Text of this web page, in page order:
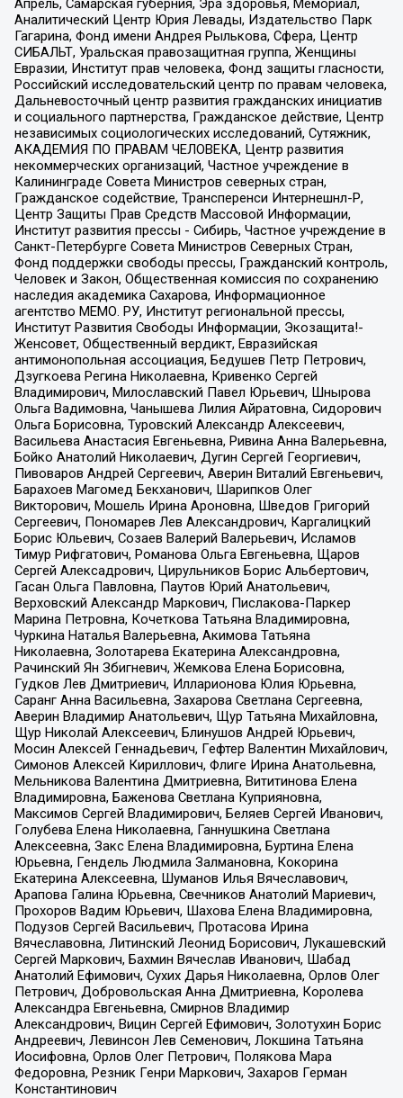
Апрель, Самарская губерния, Эра здоровья, Мемориал,
Аналитический Центр Юрия Левады, Издательство Парк
Гагарина, Фонд имени Андрея Рылькова, Сфера, Центр
СИБАЛЬТ, Уральская правозащитная группа, Женщины
Евразии, Институт прав человека, Фонд защиты гласности,
Российский исследовательский центр по правам человека,
Дальневосточный центр развития гражданских инициатив
и социального партнерства, Гражданское действие, Центр
независимых социологических исследований, Сутяжник,
АКАДЕМИЯ ПО ПРАВАМ ЧЕЛОВЕКА, Центр развития
некоммерческих организаций, Частное учреждение в
Калининграде Совета Министров северных стран,
Гражданское содействие, Трансперенси Интернешнл-Р,
Центр Защиты Прав Средств Массовой Информации,
Институт развития прессы - Сибирь, Частное учреждение в
Санкт-Петербурге Совета Министров Северных Стран,
Фонд поддержки свободы прессы, Гражданский контроль,
Человек и Закон, Общественная комиссия по сохранению
наследия академика Сахарова, Информационное
агентство МЕМО. РУ, Институт региональной прессы,
Институт Развития Свободы Информации, Экозащита!-
Женсовет, Общественный вердикт, Евразийская
антимонопольная ассоциация, Бедушев Петр Петрович,
Дзугкоева Регина Николаевна, Кривенко Сергей
Владимирович, Милославский Павел Юрьевич, Шнырова
Ольга Вадимовна, Чанышева Лилия Айратовна, Сидорович
Ольга Борисовна, Туровский Александр Алексеевич,
Васильева Анастасия Евгеньевна, Ривина Анна Валерьевна,
Бойко Анатолий Николаевич, Дугин Сергей Георгиевич,
Пивоваров Андрей Сергеевич, Аверин Виталий Евгеньевич,
Барахоев Магомед Бекханович, Шарипков Олег
Викторович, Мошель Ирина Ароновна, Шведов Григорий
Сергеевич, Пономарев Лев Александрович, Каргалицкий
Борис Юльевич, Созаев Валерий Валерьевич, Исламов
Тимур Рифгатович, Романова Ольга Евгеньевна, Щаров
Сергей Алексадрович, Цирульников Борис Альбертович,
Гасан Ольга Павловна, Паутов Юрий Анатольевич,
Верховский Александр Маркович, Пислакова-Паркер
Марина Петровна, Кочеткова Татьяна Владимировна,
Чуркина Наталья Валерьевна, Акимова Татьяна
Николаевна, Золотарева Екатерина Александровна,
Рачинский Ян Збигневич, Жемкова Елена Борисовна,
Гудков Лев Дмитриевич, Илларионова Юлия Юрьевна,
Саранг Анна Васильевна, Захарова Светлана Сергеевна,
Аверин Владимир Анатольевич, Щур Татьяна Михайловна,
Щур Николай Алексеевич, Блинушов Андрей Юрьевич,
Мосин Алексей Геннадьевич, Гефтер Валентин Михайлович,
Симонов Алексей Кириллович, Флиге Ирина Анатольевна,
Мельникова Валентина Дмитриевна, Вититинова Елена
Владимировна, Баженова Светлана Куприяновна,
Максимов Сергей Владимирович, Беляев Сергей Иванович,
Голубева Елена Николаевна, Ганнушкина Светлана
Алексеевна, Закс Елена Владимировна, Буртина Елена
Юрьевна, Гендель Людмила Залмановна, Кокорина
Екатерина Алексеевна, Шуманов Илья Вячеславович,
Арапова Галина Юрьевна, Свечников Анатолий Мариевич,
Прохоров Вадим Юрьевич, Шахова Елена Владимировна,
Подузов Сергей Васильевич, Протасова Ирина
Вячеславовна, Литинский Леонид Борисович, Лукашевский
Сергей Маркович, Бахмин Вячеслав Иванович, Шабад
Анатолий Ефимович, Сухих Дарья Николаевна, Орлов Олег
Петрович, Добровольская Анна Дмитриевна, Королева
Александра Евгеньевна, Смирнов Владимир
Александрович, Вицин Сергей Ефимович, Золотухин Борис
Андреевич, Левинсон Лев Семенович, Локшина Татьяна
Иосифовна, Орлов Олег Петрович, Полякова Мара
Федоровна, Резник Генри Маркович, Захаров Герман
Константинович